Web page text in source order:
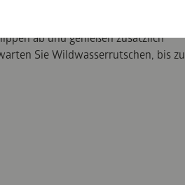
ab und genießen zusätzlich
Sie Wildwasserrutschen, bis zu